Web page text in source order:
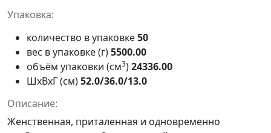
Упаковка:
количество в упаковке50
вес в упаковке (г)5500.00
объём упаковки (см3)24336.00
ШxВxГ (см)52.0/36.0/13.0
Описание:
Женственная, приталенная и одновременно